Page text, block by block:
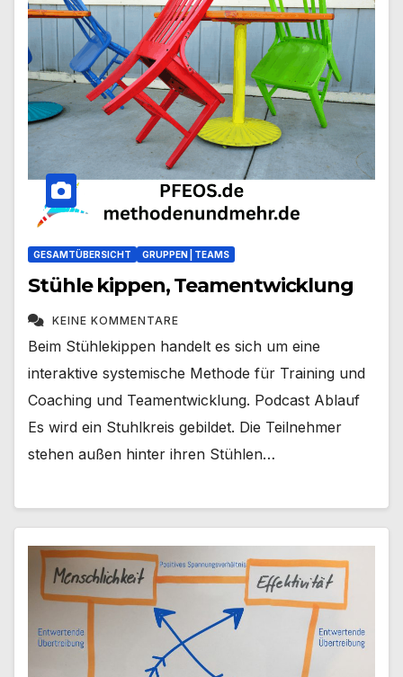
GESAMTÜBERSICHT GRUPPEN | TEAMS
Stühle kippen, Teamentwicklung
KEINE KOMMENTARE
Beim Stühlekippen handelt es sich um eine
interaktive systemische Methode für Training und
Coaching und Teamentwicklung. Podcast Ablauf
Es wird ein Stuhlkreis gebildet. Die Teilnehmer
stehen außen hinter ihren Stühlen…